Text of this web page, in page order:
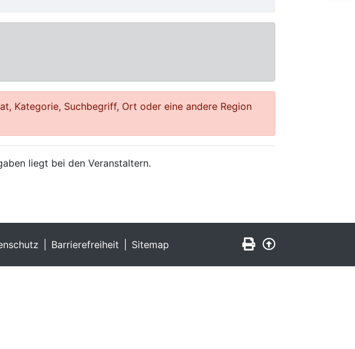
Kategorie, Suchbegriff, Ort oder eine andere Region
liegt bei den Veranstaltern.
Barrierefreiheit Sitemap Seite drucken
Zurück nach